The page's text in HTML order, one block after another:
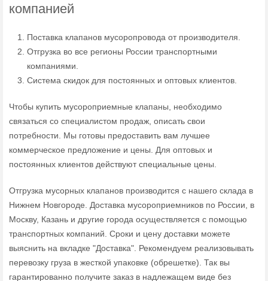
компанией
Поставка клапанов мусоропровода от производителя.
Отгрузка во все регионы России транспортными
компаниями.
Система скидок для постоянных и оптовых клиентов.
Чтобы купить мусороприемные клапаны, необходимо
связаться со специалистом продаж, описать свои
потребности. Мы готовы предоставить вам лучшее
коммерческое предложение и цены. Для оптовых и
постоянных клиентов действуют специальные цены.
Отгрузка мусорных клапанов производится с нашего склада в
Нижнем Новгороде. Доставка мусороприемников по России, в
Москву, Казань и другие города осуществляется с помощью
транспортных компаний. Сроки и цену доставки можете
выяснить на вкладке "Доставка". Рекомендуем реализовывать
перевозку груза в жесткой упаковке (обрешетке). Так вы
гарантированно получите заказ в надлежащем виде без